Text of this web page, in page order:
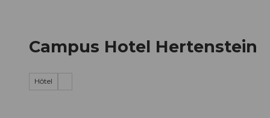
Campus Hotel Hertenstein
Hôtel